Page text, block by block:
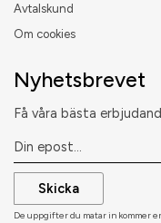
Avtalskund
Om cookies
Nyhetsbrevet
Få våra bästa
Skicka
De uppgifter du matar in kommer